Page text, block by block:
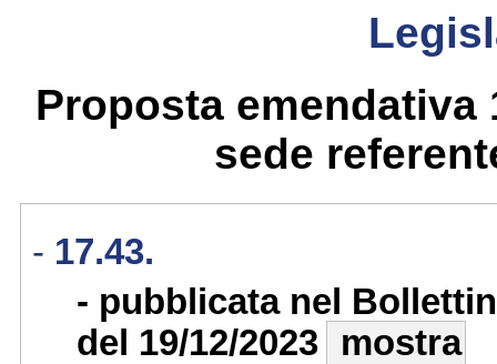
Proposta emendativa
sede
17.43.
pubblicata nel
del 19/12/2023
mostra